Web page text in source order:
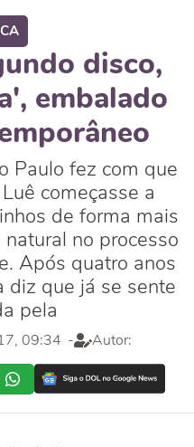
disco,
embalado
Paulo fez com que
começasse a
de forma mais
no processo
Após quatro anos
diz que já se sente
pela
09:34 - Autor: